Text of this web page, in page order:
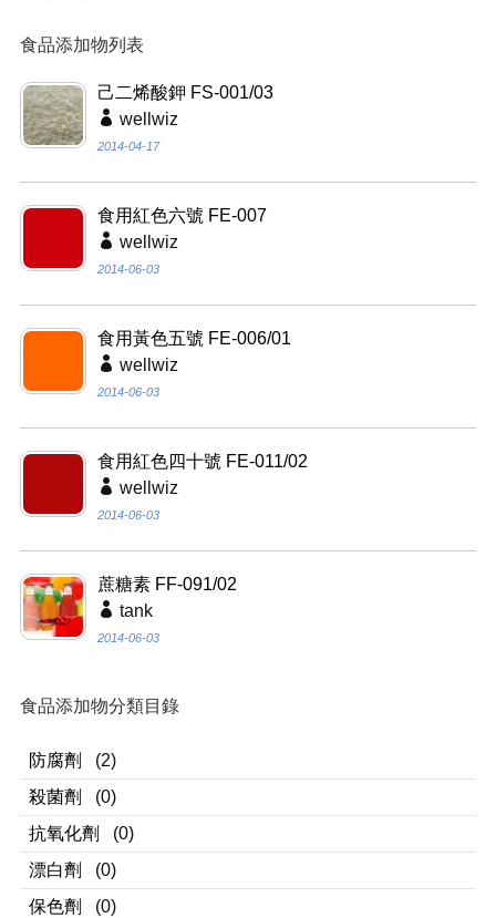
食品添加物列表
己二烯酸鉀 FS-001/03
wellwiz
2014-04-17
食用紅色六號 FE-007
wellwiz
2014-06-03
食用黃色五號 FE-006/01
wellwiz
2014-06-03
食用紅色四十號 FE-011/02
wellwiz
2014-06-03
蔗糖素 FF-091/02
tank
2014-06-03
食品添加物分類目錄
防腐劑
(2)
殺菌劑
(0)
抗氧化劑
(0)
漂白劑
(0)
保色劑
(0)